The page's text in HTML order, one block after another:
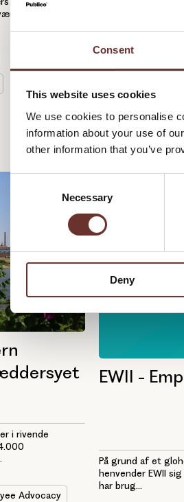
Consent
This website uses cookies
We use cookies to personalise
information about your use of
other information that you’ve
e
n
t
S
e
l
e
t
n
Necessary
Deny
og
Sociale medier
Kampagner
i rivende
Advocacy
EWII -
På grund af et
henvender EWII
har brug...